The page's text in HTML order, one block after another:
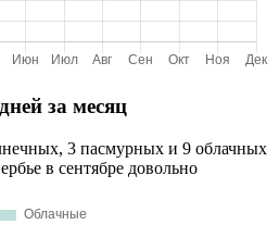
за месяц
3 пасмурных и 9 облачных
в сентябре довольно